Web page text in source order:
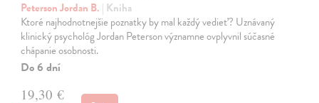
Peterson Jordan B. | Kniha
Ktoré najhodnotnejšie poznatky by mal každý vedieť? Uznávaný
klinický psychológ Jordan Peterson významne ovplyvnil súčasné
chápanie osobnosti.
Do 6 dní
19,30 €